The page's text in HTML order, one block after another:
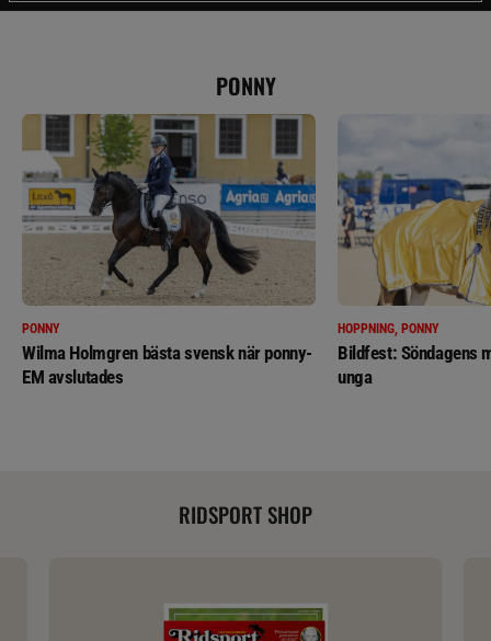
PONNY
PONNY
Wilma Holmgren bästa svensk när ponny-
EM avslutades
HOPPNING, PONNY
Bildfest: Söndagens
unga
RIDSPORT SHOP